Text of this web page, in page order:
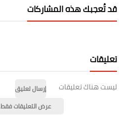
قد تُعجبك هذه المشاركات
تعليقات
ليست هناك تعليقات
إرسال تعليق
عرض التعليقات فقط